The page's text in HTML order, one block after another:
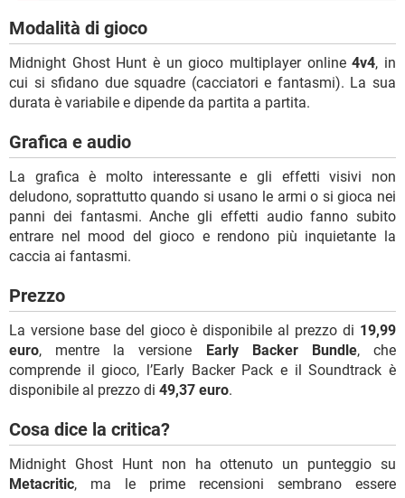
Modalità di gioco
Midnight Ghost Hunt è un gioco multiplayer online4v4, in
cui si sfidano due squadre (cacciatori e fantasmi). La sua
durata è variabile e dipende da partita a partita.
Grafica e audio
La grafica è molto interessante e gli effetti visivi non
deludono, soprattutto quando si usano le armi o si gioca nei
panni dei fantasmi. Anche gli effetti audio fanno subito
entrare nel mood del gioco e rendono più inquietante la
caccia ai fantasmi.
Prezzo
La versione base del gioco è disponibile al prezzo di 19,99
euro, mentre la versione Early Backer Bundle, che
comprende il gioco, l’Early Backer Pack e il Soundtrack è
disponibile al prezzo di 49,37 euro.
Cosa dice la critica?
Midnight Ghost Hunt non ha ottenuto un punteggio su
Metacritic, ma le prime recensioni sembrano essere